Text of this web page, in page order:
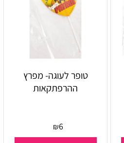
טופר לעוגה- מפרץ
ההרפתקאות
₪6